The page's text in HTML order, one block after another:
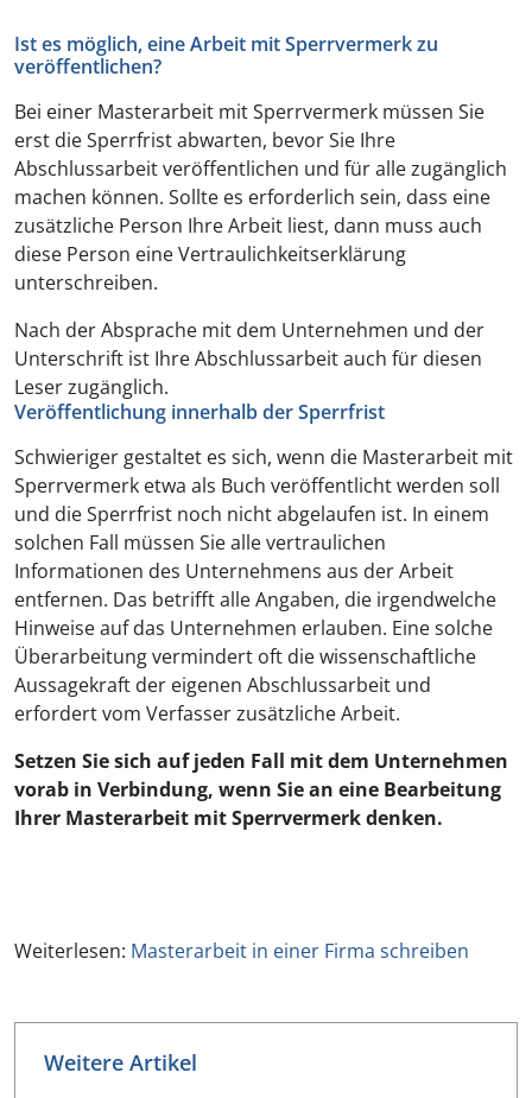
Ist es möglich, eine Arbeit mit Sperrvermerk zu
veröffentlichen?
Bei einer Masterarbeit mit Sperrvermerk müssen Sie
erst die Sperrfrist abwarten, bevor Sie Ihre
Abschlussarbeit veröffentlichen und für alle zugänglich
machen können. Sollte es erforderlich sein, dass eine
zusätzliche Person Ihre Arbeit liest, dann muss auch
diese Person eine Vertraulichkeitserklärung
unterschreiben.
Nach der Absprache mit dem Unternehmen und der
Unterschrift ist Ihre Abschlussarbeit auch für diesen
Leser zugänglich.
Veröffentlichung innerhalb der Sperrfrist
Schwieriger gestaltet es sich, wenn die Masterarbeit mit
Sperrvermerk etwa als Buch veröffentlicht werden soll
und die Sperrfrist noch nicht abgelaufen ist. In einem
solchen Fall müssen Sie alle vertraulichen
Informationen des Unternehmens aus der Arbeit
entfernen. Das betrifft alle Angaben, die irgendwelche
Hinweise auf das Unternehmen erlauben. Eine solche
Überarbeitung vermindert oft die wissenschaftliche
Aussagekraft der eigenen Abschlussarbeit und
erfordert vom Verfasser zusätzliche Arbeit.
Setzen Sie sich auf jeden Fall mit dem Unternehmen
vorab in Verbindung, wenn Sie an eine Bearbeitung
Ihrer Masterarbeit mit Sperrvermerk denken.
Weiterlesen: Masterarbeit in einer Firma schreiben
Weitere Artikel